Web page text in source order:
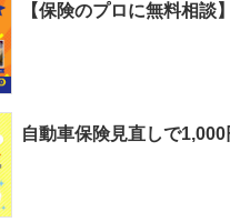
【保険のプロに無料相談
自動車保険見直しで